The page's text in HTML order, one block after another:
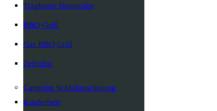
Tragbarer Butanofen
BBQ-Grill
Gas BBQ Grill
Zeltofen
Camping Schlafausrüstung
Kinderbett